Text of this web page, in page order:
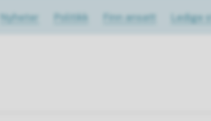
Nyheter Politikk Finn ansatt Ledige